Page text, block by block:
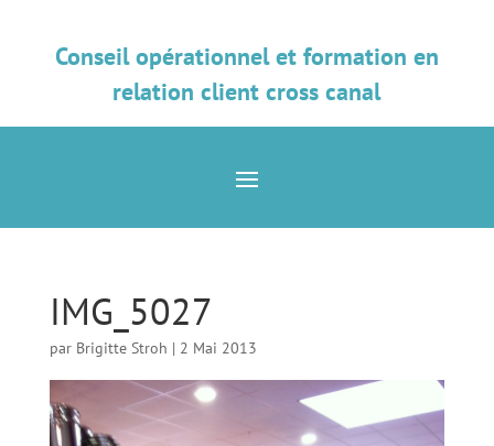
Conseil opérationnel et formation en
relation client cross canal
IMG_5027
par Brigitte Stroh | 2 Mai 2013